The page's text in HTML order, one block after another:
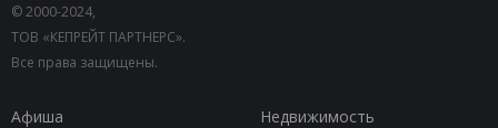
© 2000-2024,
ТОВ «КЕПРЕЙТ ПАРТНЕРС».
Все права защищены.
Афиша
Недвижимость